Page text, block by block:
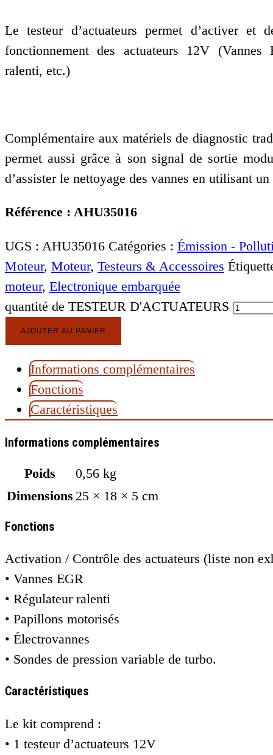
Le testeur d’actuateurs permet d’activer et
fonctionnement des actuateurs 12V (Vannes
ralenti, etc.)
Complémentaire aux matériels de diagnostic
permet aussi grâce à son signal de sortie
d’assister le nettoyage des vannes en utilisant
Référence : AHU35016
UGS : AHU35016 Catégories : Émission -
Moteur, Moteur, Testeurs & Accessoires
moteur, Electronique embarquée
quantité de TESTEUR D'ACTUATEURS
AJOUTER AU PANIER
Informations complémentaires
Fonctions
Caractéristiques
Informations complémentaires
Poids
0,56 kg
Dimensions 25 × 18 × 5 cm
Fonctions
Activation / Contrôle des actuateurs (liste non
• Vannes EGR
• Régulateur ralenti
• Papillons motorisés
• Électrovannes
• Sondes de pression variable de turbo.
Caractéristiques
Le kit comprend :
• 1 testeur d’actuateurs 12V